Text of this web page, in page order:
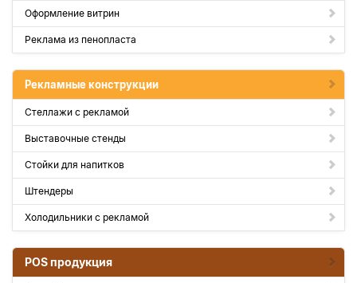
Оформление витрин
Реклама из пенопласта
Рекламные конструкции
Стеллажи с рекламой
Выставочные стенды
Стойки для напитков
Штендеры
Холодильники с рекламой
POS продукция